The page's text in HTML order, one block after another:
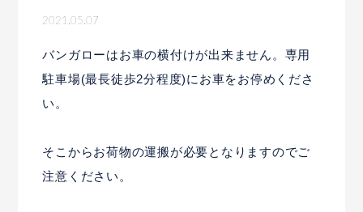
2021.05.07
バンガローはお車の横付けが出来ません。専用
駐車場(最長徒歩2分程度)にお車をお停めくださ
い。
そこからお荷物の運搬が必要となりますのでご
注意ください。